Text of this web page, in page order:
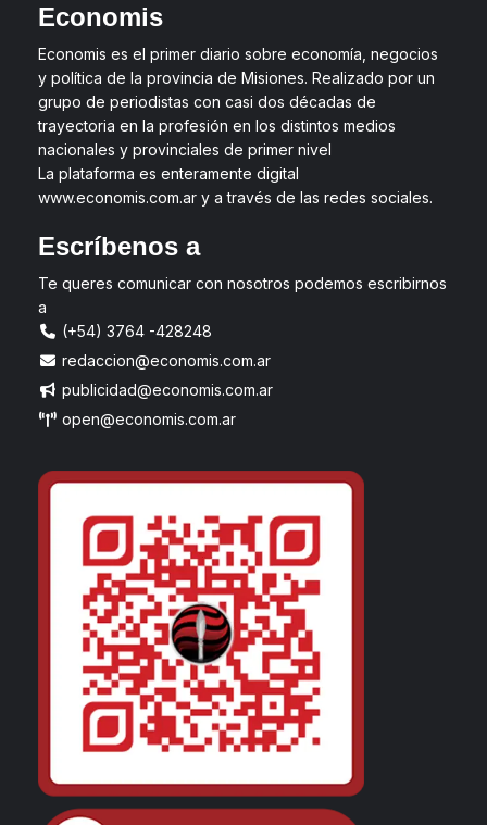
Economis
Economis es el primer diario sobre economía, negocios
y política de la provincia de Misiones. Realizado por un
grupo de periodistas con casi dos décadas de
trayectoria en la profesión en los distintos medios
nacionales y provinciales de primer nivel
La plataforma es enteramente digital
www.economis.com.ar y a través de las redes sociales.
Escríbenos a
Te queres comunicar con nosotros podemos escribirnos
a
(+54) 3764 -428248
redaccion@economis.com.ar
publicidad@economis.com.ar
open@economis.com.ar